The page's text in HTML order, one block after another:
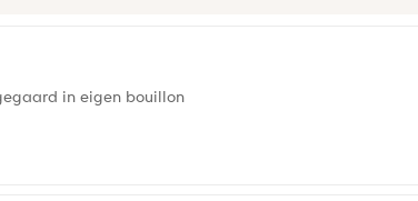
in eigen bouillon